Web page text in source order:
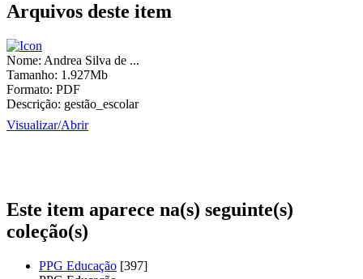
Arquivos deste item
Nome: Andrea Silva de ...
Tamanho: 1.927Mb
Formato: PDF
Descrição: gestão_escolar
Visualizar/Abrir
Este item aparece na(s) seguinte(s)
coleção(s)
PPG Educação [397]